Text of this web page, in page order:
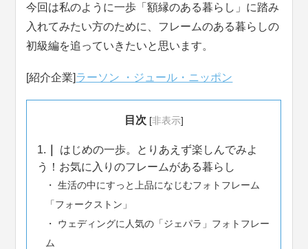
今回は私のように一歩「額縁のある暮らし」に踏み
入れてみたい方のために、フレームのある暮らしの
初級編を追っていきたいと思います。
[紹介企業]ラーソン ・ジュール・ニッポン
目次 [非表示]
1.
はじめの一歩。とりあえず楽しんでみよ
う！お気に入りのフレームがある暮らし
生活の中にすっと上品になじむフォトフレーム
「フォークストン」
ウェディングに人気の「ジェパラ」フォトフレー
ム